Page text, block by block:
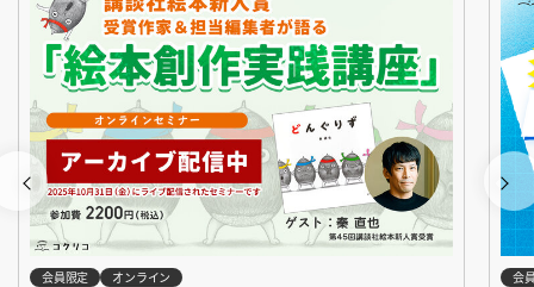
会員限定 オンライン 会